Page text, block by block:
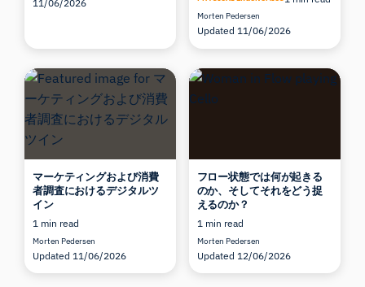
11/06/2026
Morten Pedersen
Updated 11/06/2026
マーケティングおよび消費
者調査におけるデジタルツ
イン
1 min read
Morten Pedersen
Updated 11/06/2026
フロー状態では何が起きる
のか、そしてそれをどう捉
えるのか？
1 min read
Morten Pedersen
Updated 12/06/2026